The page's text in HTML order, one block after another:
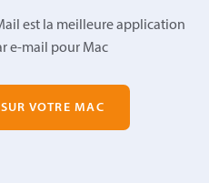
est la meilleure application
e-mail pour Mac
VOTRE MAC